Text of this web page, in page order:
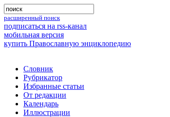
расширенный поиск
подписаться на rss-канал
мобильная версия
купить Православную энциклопедию
Словник
Рубрикатор
Избранные статьи
От редакции
Календарь
Иллюстрации